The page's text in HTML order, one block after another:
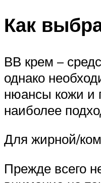
Как
ВВ крем –
однако
нюансы кожи и
наиболее
Для жирной/
Прежде всего